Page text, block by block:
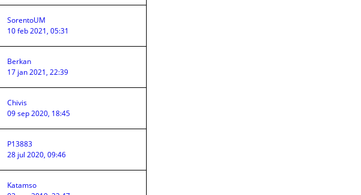
SorentoUM
10 feb 2021, 05:31
Berkan
17 jan 2021, 22:39
Chivis
09 sep 2020, 18:45
P13883
28 jul 2020, 09:46
Katamso